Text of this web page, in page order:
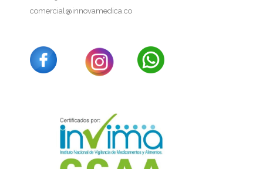
comercial@innovamedica.co